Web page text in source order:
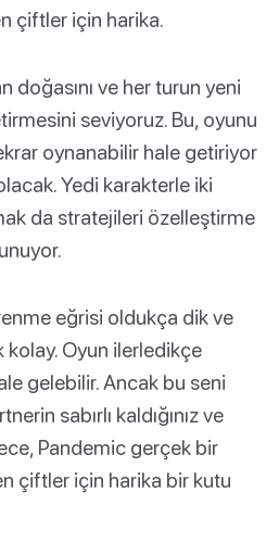
çiftler için harika.
doğasını ve her turun yeni
seviyoruz. Bu, oyunu
oynanabilir hale getiriyor
Yedi karakterle iki
da stratejileri özelleştirme
eğrisi oldukça dik ve
kolay. Oyun ilerledikçe
gelebilir. Ancak bu seni
sabırlı kaldığınız ve
Pandemic gerçek bir
çiftler için harika bir kutu